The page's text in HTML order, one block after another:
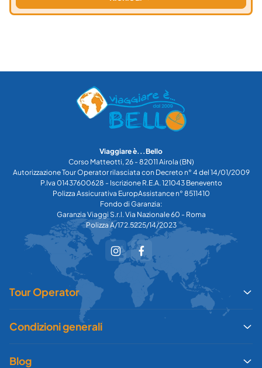
Viaggiare è...Bello
Corso Matteotti, 26 - 82011 Airola (BN)
Autorizzazione Tour Operator rilasciata con Decreto n° 4 del 14/01/2009
P.Iva 01437600628 - Iscrizione R.E.A. 121043 Benevento
Polizza Assicurativa EuropAssistance n° 8511410
Fondo di Garanzia:
Garanzia Viaggi S.r.l. Via Nazionale 60 - Roma
Polizza A/172.5225/14/2023
Tour Operator
Condizioni generali
Blog